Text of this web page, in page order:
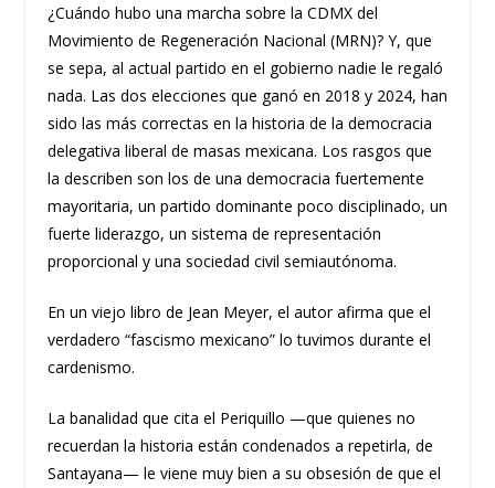
¿Cuándo hubo una marcha sobre la CDMX del
Movimiento de Regeneración Nacional (MRN)? Y, que
se sepa, al actual partido en el gobierno nadie le regaló
nada. Las dos elecciones que ganó en 2018 y 2024, han
sido las más correctas en la historia de la democracia
delegativa liberal de masas mexicana. Los rasgos que
la describen son los de una democracia fuertemente
mayoritaria, un partido dominante poco disciplinado, un
fuerte liderazgo, un sistema de representación
proporcional y una sociedad civil semiautónoma.
En un viejo libro de Jean Meyer, el autor afirma que el
verdadero “fascismo mexicano” lo tuvimos durante el
cardenismo.
La banalidad que cita el Periquillo —que quienes no
recuerdan la historia están condenados a repetirla, de
Santayana— le viene muy bien a su obsesión de que el